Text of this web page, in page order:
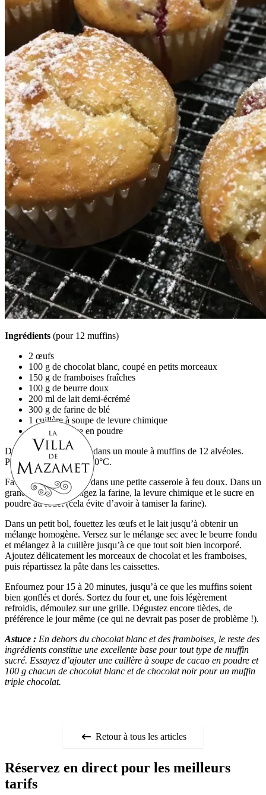
Ingrédients (pour 12 muffins)
2 œufs
100 g de chocolat blanc, coupé en petits morceaux
150 g de framboises fraîches
100 g de beurre doux
200 ml de lait demi-écrémé
300 g de farine de blé
1 cuillère à soupe de levure chimique
100 g de sucre en poudre
Disposez des caissettes dans un moule à muffins de 12 alvéoles.
Préchauffez le four à 200°C.
Faites fondre le beurre dans une petite casserole à feu doux. Dans un
grand saladier, mélangez la farine, la levure chimique et le sucre en
poudre au fouet (cela évite d’avoir à tamiser la farine).
Dans un petit bol, fouettez les œufs et le lait jusqu’à obtenir un
mélange homogène. Versez sur le mélange sec avec le beurre fondu
et mélangez à la cuillère jusqu’à ce que tout soit bien incorporé.
Ajoutez délicatement les morceaux de chocolat et les framboises,
puis répartissez la pâte dans les caissettes.
Enfournez pour 15 à 20 minutes, jusqu’à ce que les muffins soient
bien gonflés et dorés. Sortez du four et, une fois légèrement
refroidis, démoulez sur une grille. Dégustez encore tièdes, de
préférence le jour même (ce qui ne devrait pas poser de problème !).
Astuce : En dehors du chocolat blanc et des framboises, le reste des
ingrédients constitue une excellente base pour tout type de muffin
sucré. Essayez d’ajouter une cuillère à soupe de cacao en poudre et
100 g chacun de chocolat blanc et de chocolat noir pour un muffin
triple chocolat.
Retour à tous les articles
Réservez en direct pour les meilleurs
tarifs